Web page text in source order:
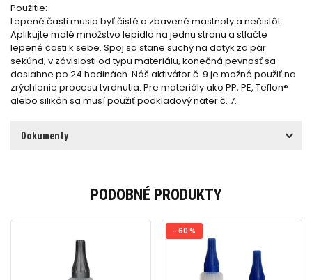
Použitie:
Lepené časti musia byť čisté a zbavené mastnoty a nečistôt.
Aplikujte malé množstvo lepidla na jednu stranu a stlačte
lepené časti k sebe. Spoj sa stane suchý na dotyk za pár
sekúnd, v závislosti od typu materiálu, konečná pevnosť sa
dosiahne po 24 hodinách. Náš aktivátor č. 9 je možné použiť na
zrýchlenie procesu tvrdnutia. Pre materiály ako PP, PE, Teflon®
alebo silikón sa musí použiť podkladový náter č. 7.
Dokumenty
PODOBNÉ PRODUKTY
- 60 %